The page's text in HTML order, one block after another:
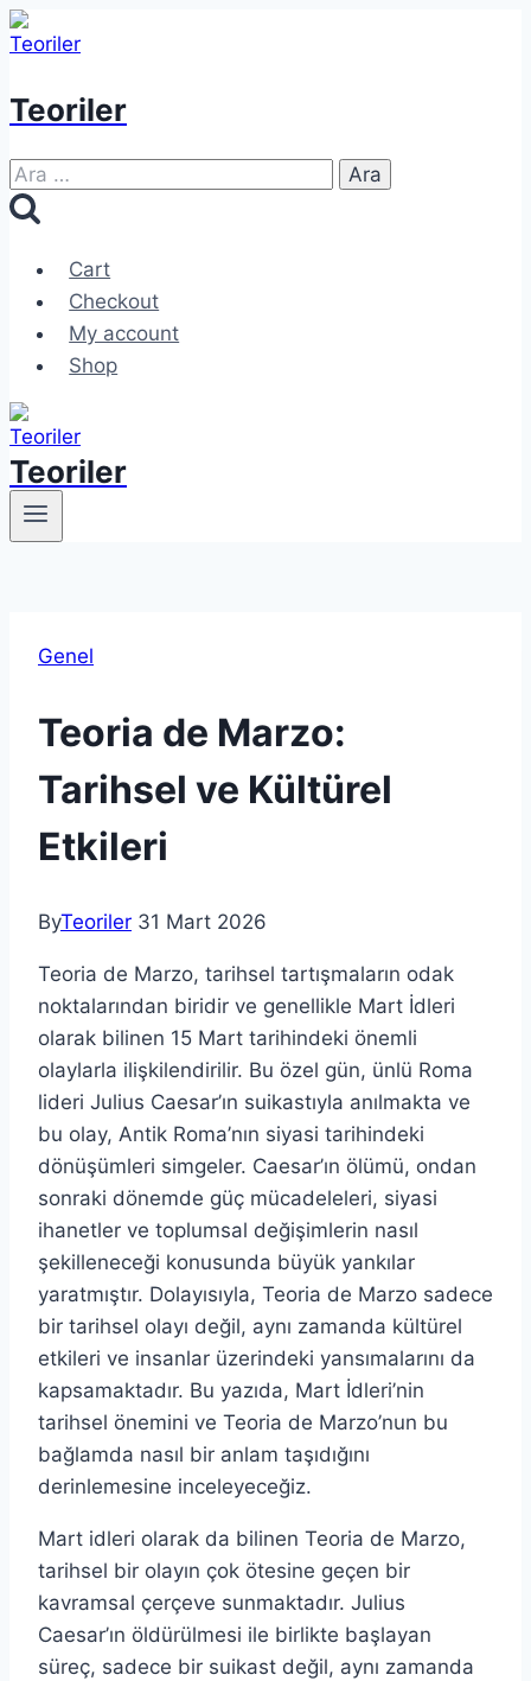
Skip
to
Teoriler
Arama:
Cart
Checkout
My account
Shop
Teoriler
Genel
Teoria de Marzo:
Tarihsel ve Kültürel
Etkileri
ByTeoriler 31 Mart 2026
Teoria de Marzo, tarihsel tartışmaların odak
noktalarından biridir ve genellikle Mart İdleri
olarak bilinen 15 Mart tarihindeki önemli
olaylarla ilişkilendirilir. Bu özel gün, ünlü Roma
lideri Julius Caesar’ın suikastıyla anılmakta ve
bu olay, Antik Roma’nın siyasi tarihindeki
dönüşümleri simgeler. Caesar’ın ölümü, ondan
sonraki dönemde güç mücadeleleri, siyasi
ihanetler ve toplumsal değişimlerin nasıl
şekilleneceği konusunda büyük yankılar
yaratmıştır. Dolayısıyla, Teoria de Marzo sadece
bir tarihsel olayı değil, aynı zamanda kültürel
etkileri ve insanlar üzerindeki yansımalarını da
kapsamaktadır. Bu yazıda, Mart İdleri’nin
tarihsel önemini ve Teoria de Marzo’nun bu
bağlamda nasıl bir anlam taşıdığını
derinlemesine inceleyeceğiz.
Mart idleri olarak da bilinen Teoria de Marzo,
tarihsel bir olayın çok ötesine geçen bir
kavramsal çerçeve sunmaktadır. Julius
Caesar’ın öldürülmesi ile birlikte başlayan
süreç, sadece bir suikast değil, aynı zamanda